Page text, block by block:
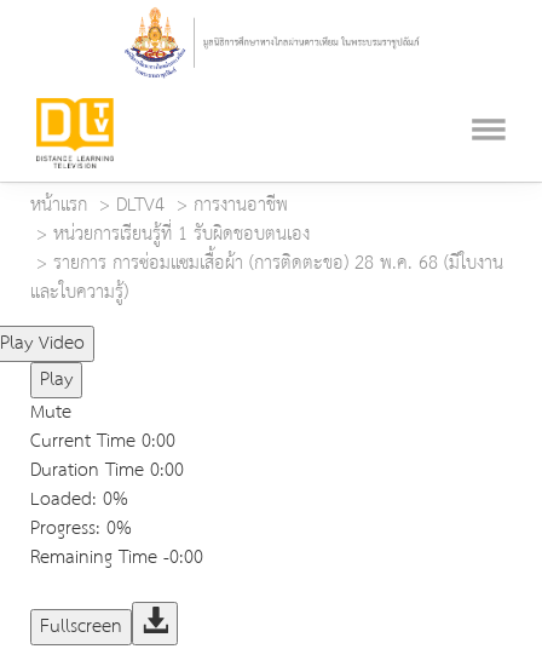
หน้าแรก DLTV4
การงานอาชีพ
หน่วยการเรียนรู้ที่ 1 รับผิดชอบตนเอง
รายการ การซ่อมแซมเสื้อผ้า (การติดตะขอ) 28 พ.ค. 68 (มีใบงาน
และใบความรู้)
Play Video
Play
Mute
Current Time0:00
Duration Time0:00
Loaded: 0%
Progress: 0%
Remaining Time-0:00
Fullscreen